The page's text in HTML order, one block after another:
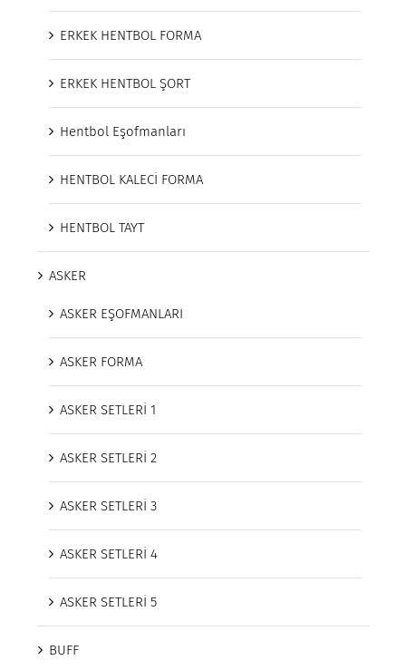
ERKEK HENTBOL FORMA
ERKEK HENTBOL ŞORT
Hentbol Eşofmanları
HENTBOL KALECİ FORMA
HENTBOL TAYT
ASKER
ASKER EŞOFMANLARI
ASKER FORMA
ASKER SETLERİ 1
ASKER SETLERİ 2
ASKER SETLERİ 3
ASKER SETLERİ 4
ASKER SETLERİ 5
BUFF